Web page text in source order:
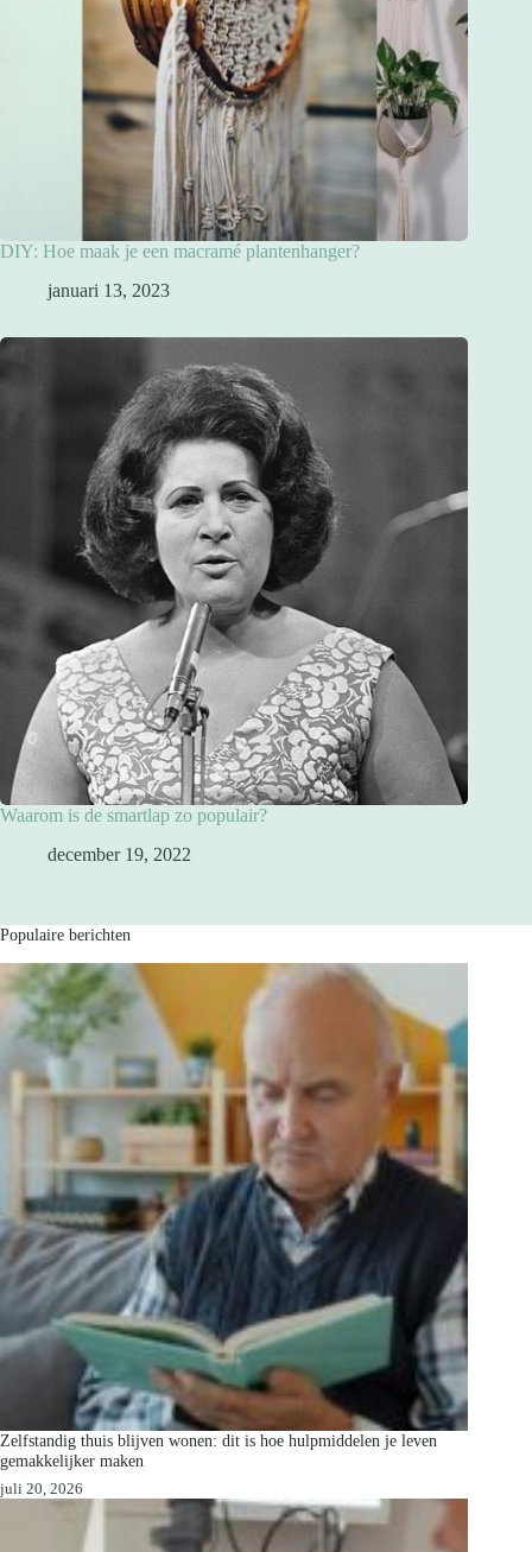
DIY: Hoe maak je een macramé plantenhanger?
januari 13, 2023
Waarom is de smartlap zo populair?
december 19, 2022
Populaire berichten
Zelfstandig thuis blijven wonen: dit is hoe hulpmiddelen je leven
gemakkelijker maken
juli 20, 2026